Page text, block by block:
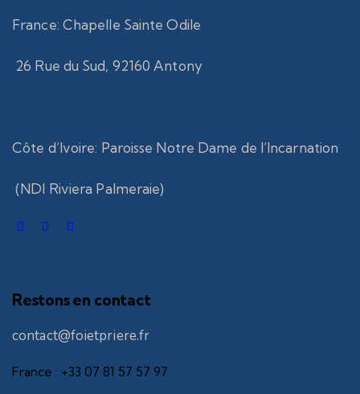
France: Chapelle Sainte Odile
26 Rue du Sud, 92160 Antony
Côte d’Ivoire: Paroisse Notre Dame de l’Incarnation
(NDI Riviera Palmeraie)
Restons en contact
contact@foietpriere.fr
France : +33 07 81 57 57 97